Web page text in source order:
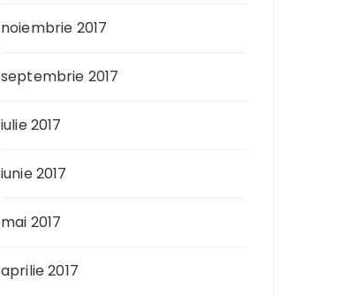
noiembrie 2017
septembrie 2017
iulie 2017
iunie 2017
mai 2017
aprilie 2017